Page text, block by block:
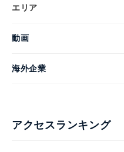
エリア
動画
海外企業
アクセスランキング